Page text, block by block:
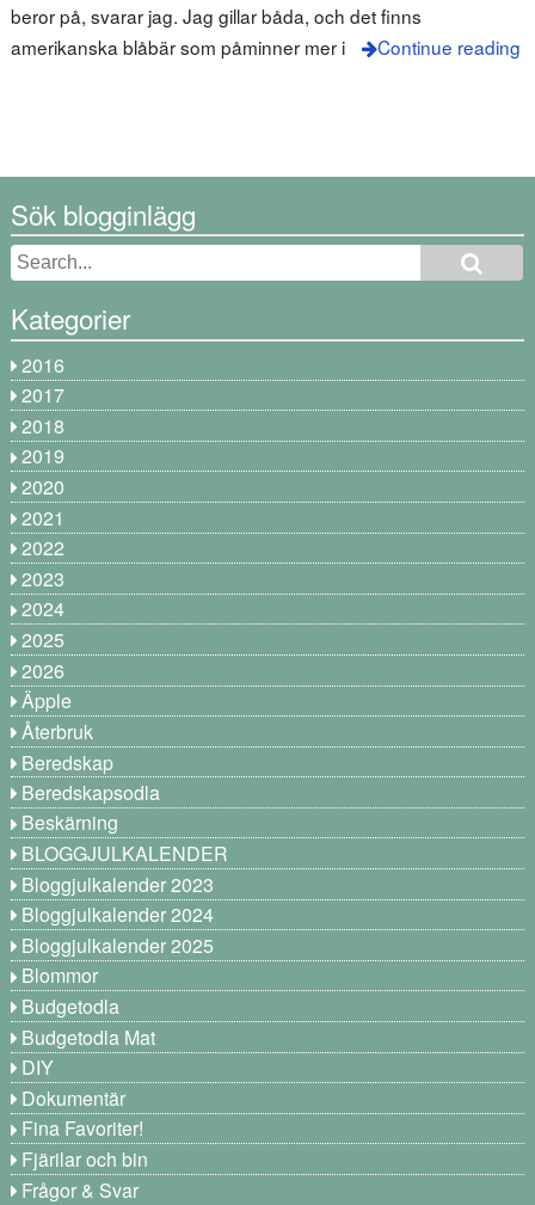
beror på, svarar jag. Jag gillar båda, och det finns
amerikanska blåbär som påminner mer i
Continue reading
Sök blogginlägg
Kategorier
2016
2017
2018
2019
2020
2021
2022
2023
2024
2025
2026
Äpple
Återbruk
Beredskap
Beredskapsodla
Beskärning
BLOGGJULKALENDER
Bloggjulkalender 2023
Bloggjulkalender 2024
Bloggjulkalender 2025
Blommor
Budgetodla
Budgetodla Mat
DIY
Dokumentär
Fina Favoriter!
Fjärilar och bin
Frågor & Svar